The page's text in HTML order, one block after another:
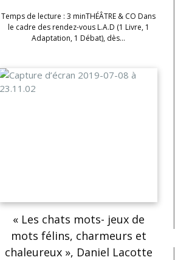
Temps de lecture : 3 minTHÉÂTRE & CO Dans
le cadre des rendez-vous L.A.D (1 Livre, 1
Adaptation, 1 Débat), dès…
« Les chats mots- jeux de
mots félins, charmeurs et
chaleureux », Daniel Lacotte